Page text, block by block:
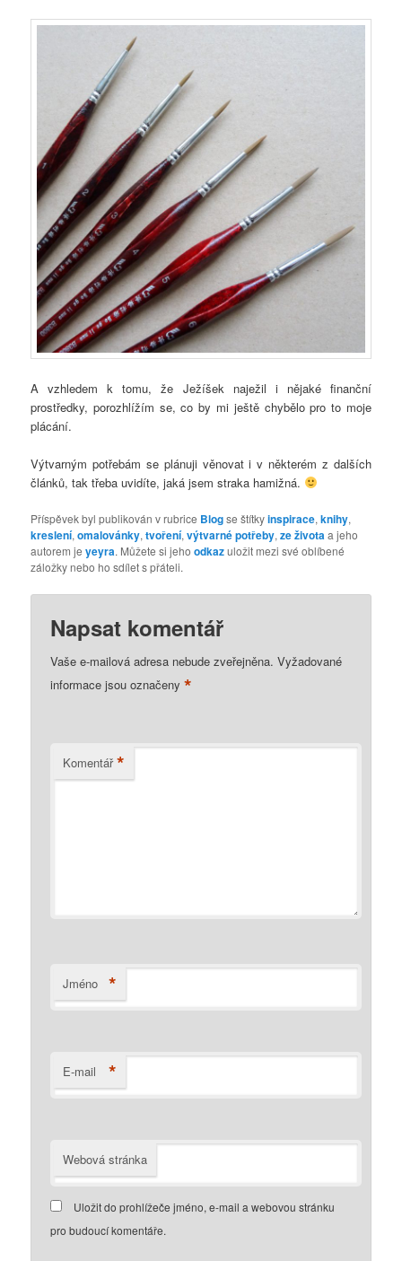
A vzhledem k tomu, že Ježíšek naježil i nějaké finanční
prostředky, porozhlížím se, co by mi ještě chybělo pro to moje
plácání.
Výtvarným potřebám se plánuji věnovat i v některém z dalších
článků, tak třeba uvidíte, jaká jsem straka hamižná.
Příspěvek byl publikován v rubrice Blogse štítkyinspirace,knihy,
kreslení,omalovánky,tvoření,výtvarné potřeby,ze životaa jeho
autorem jeyeyra. Můžete si jehoodkazuložit mezi své oblíbené
záložky nebo ho sdílet s přáteli.
Napsat komentář
Vaše e-mailová adresa nebude zveřejněna. Vyžadované
informace jsou označeny*
Komentář *
Jméno *
E-mail *
Webová stránka
Uložit do prohlížeče jméno, e-mail a webovou stránku
pro budoucí komentáře.